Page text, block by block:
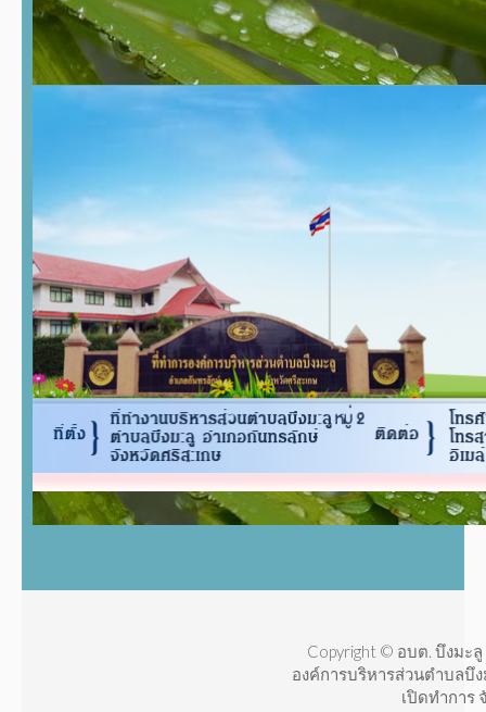
Copyright © อบต. บึงมะ
องค์การบริหารส่วนตำบลบึ